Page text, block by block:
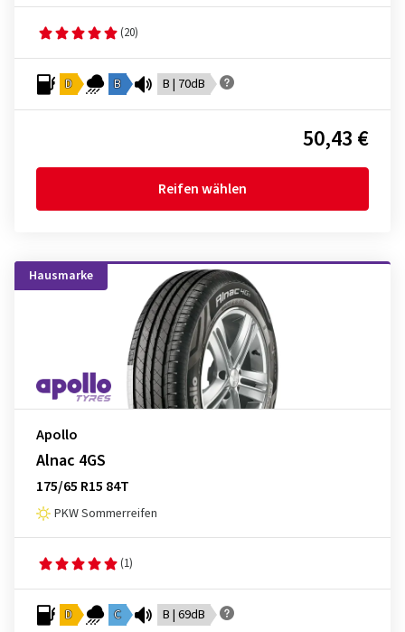
(20)
D B B | 70dB
50,43 €
Reifen wählen
Hausmarke
Apollo
Alnac 4GS
175/65 R15 84T
PKW Sommerreifen
(1)
D C B | 69dB